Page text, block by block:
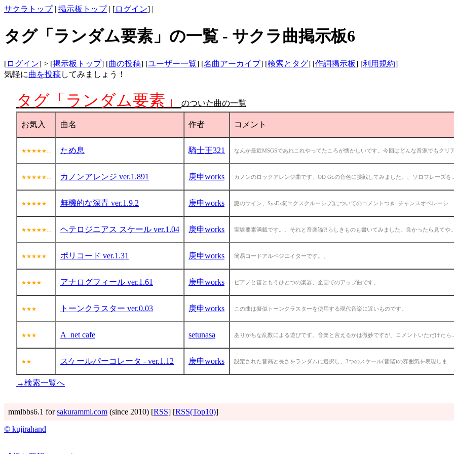
サクラトップ| 掲示板トップ| [ログイン] |
タグ「ランダム要素」の一覧 - サクラ曲掲示板6
[ログイン] > [掲示板トップ] [曲の投稿] [ユーザー一覧] [名曲アーカイブ] [検索とタグ] [作詞掲示板] [利用規約]
気軽に曲を投稿してみましょう！
タグ「ランダム要素」 のついた曲の一覧
お気入 曲名 作者 コメント
★★★★★... ため息 騎士王321 なんか最近MSGSであれこれやってたころが懐かしいです。今回はどんな音源でもクリ
★★★★★... カノンアレンジ ver.1.891 庚申works カノンのロックアレンジ曲です、OD Gt.の音色に挑戦してみました。、ソロフレーズを..
★★★★★... 無機的な深青 ver.1.9.2 庚申works 謎のサイン、SysEx$[エクスクルーシブ]についてのコメントつき, チャンスオペレーシ..
★★★★★... ヘテロジニアス スケール ver.1.04 庚申works 実験要素満載です。、それと音楽論?!らしきものも書いてみました。良かったら見てや..
★★★★★ ポリコード ver.1.31 庚申works 簡易コードアルペジエイターです。、
★★★★ アナログフィール ver.1.61 庚申works ピアノと笛ともうひとつの楽器、企画でのアップ曲です。
★★★ トーンクラスター ver.0.03 庚申works この曲は擬似トーンクラスターを使用する現代音楽に近いものです。
★★★ A_net cafe setunasa ありがちな乱数による遊びです。音楽と言えるかは微妙ですが、コメントいただけたら..
★★ スケールパーコレータ - ver.1.12 庚申works 設定された音高と長さをランダムに選択し、3つのスケール(音階)の雰囲気を表現しま..
→検索一覧へ
mmlbbs6.1 forsakuramml.com (since 2010) [RSS] [RSS(Top10)]
© kujirahand